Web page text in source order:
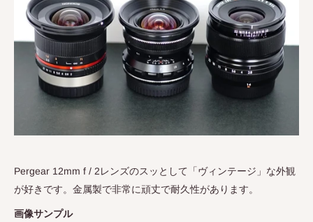
Pergear 12mm f / 2レンズのスッとして「ヴィンテージ」な外観
が好きです。金属製で非常に頑丈で耐久性があります。
画像サンプル